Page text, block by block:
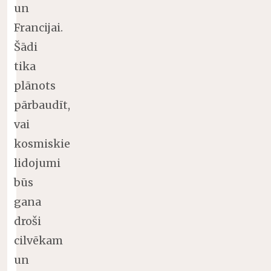
un
Francijai.
Šādi
tika
plānots
pārbaudīt,
vai
kosmiskie
lidojumi
būs
gana
droši
cilvēkam
un